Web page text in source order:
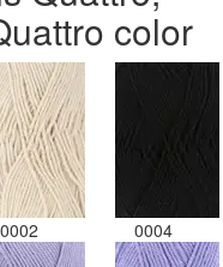
color
0002 0004